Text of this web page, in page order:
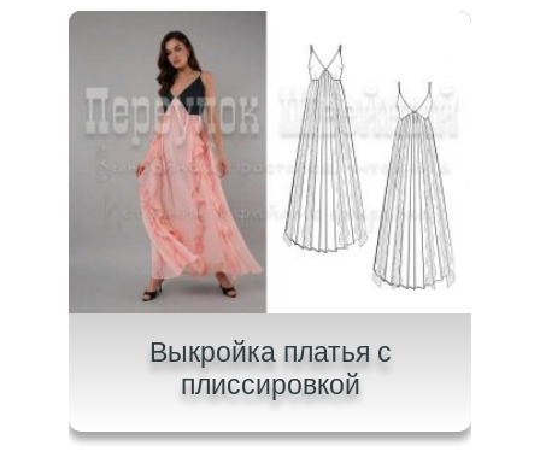
Выкройка платья с
плиссировкой